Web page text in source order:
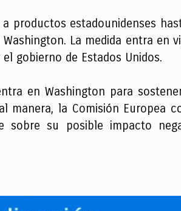
productos estadounidenses
La medida entra en
gobierno de Estados Unidos.
en Washington para
manera, la Comisión Europea
sobre su posible impacto